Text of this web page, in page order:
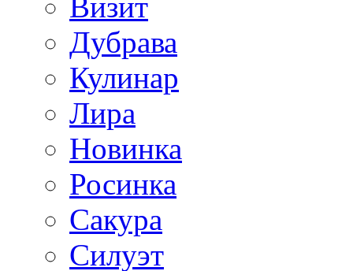
Дубрава
Кулинар
Лира
Новинка
Росинка
Сакура
Силуэт